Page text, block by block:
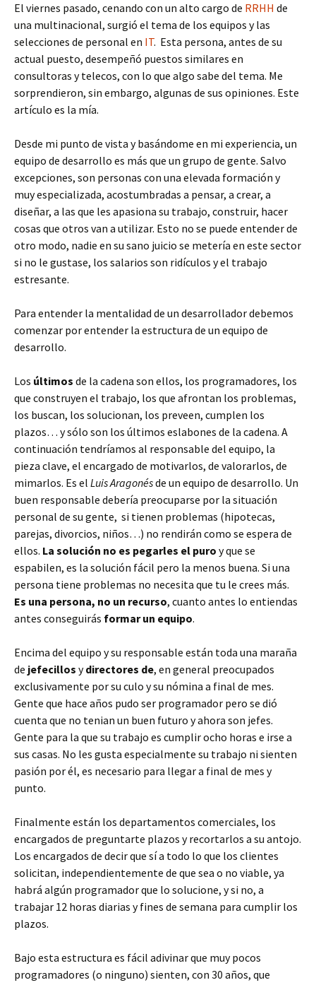
El viernes pasado, cenando con un alto cargo de RRHH de
una multinacional, surgió el tema de los equipos y las
selecciones de personal en IT. Esta persona, antes de su
actual puesto, desempeñó puestos similares en
consultoras y telecos, con lo que algo sabe del tema. Me
sorprendieron, sin embargo, algunas de sus opiniones. Este
artículo es la mía.
Desde mi punto de vista y basándome en mi experiencia, un
equipo de desarrollo es más que un grupo de gente. Salvo
excepciones, son personas con una elevada formación y
muy especializada, acostumbradas a pensar, a crear, a
diseñar, a las que les apasiona su trabajo, construir, hacer
cosas que otros van a utilizar. Esto no se puede entender de
otro modo, nadie en su sano juicio se metería en este sector
si no le gustase, los salarios son ridículos y el trabajo
estresante.
Para entender la mentalidad de un desarrollador debemos
comenzar por entender la estructura de un equipo de
desarrollo.
Los últimos de la cadena son ellos, los programadores, los
que construyen el trabajo, los que afrontan los problemas,
los buscan, los solucionan, los preveen, cumplen los
plazos… y sólo son los últimos eslabones de la cadena. A
continuación tendríamos al responsable del equipo, la
pieza clave, el encargado de motivarlos, de valorarlos, de
mimarlos. Es el Luis Aragonésde un equipo de desarrollo. Un
buen responsable debería preocuparse por la situación
personal de su gente, si tienen problemas (hipotecas,
parejas, divorcios, niños…) no rendirán como se espera de
ellos. La solución no es pegarles el puro y que se
espabilen, es la solución fácil pero la menos buena. Si una
persona tiene problemas no necesita que tu le crees más.
Es una persona, no un recurso, cuanto antes lo entiendas
antes conseguirás formar un equipo.
Encima del equipo y su responsable están toda una maraña
de jefecillos ydirectores de, en general preocupados
exclusivamente por su culo y su nómina a final de mes.
Gente que hace años pudo ser programador pero se dió
cuenta que no tenian un buen futuro y ahora son jefes.
Gente para la que su trabajo es cumplir ocho horas e irse a
sus casas. No les gusta especialmente su trabajo ni sienten
pasión por él, es necesario para llegar a final de mes y
punto.
Finalmente están los departamentos comerciales, los
encargados de preguntarte plazos y recortarlos a su antojo.
Los encargados de decir que sí a todo lo que los clientes
solicitan, independientemente de que sea o no viable, ya
habrá algún programador que lo solucione, y si no, a
trabajar 12 horas diarias y fines de semana para cumplir los
plazos.
Bajo esta estructura es fácil adivinar que muy pocos
programadores (o ninguno) sienten, con 30 años, que